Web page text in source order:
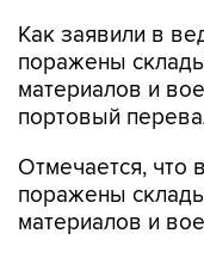
Как заявили в
поражены
материалов и
портовый
Отмечается, что
поражены
материалов и